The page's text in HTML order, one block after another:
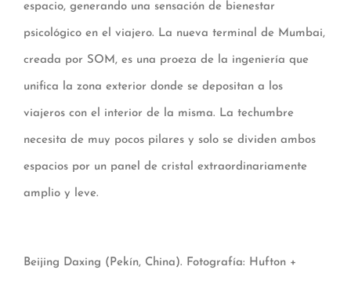
espacio, generando una sensación de bienestar
psicológico en el viajero. La nueva terminal de Mumbai,
creada por SOM, es una proeza de la ingeniería que
unifica la zona exterior donde se depositan a los
viajeros con el interior de la misma. La techumbre
necesita de muy pocos pilares y solo se dividen ambos
espacios por un panel de cristal extraordinariamente
amplio y leve.
Beijing Daxing (Pekín, China). Fotografía: Hufton +